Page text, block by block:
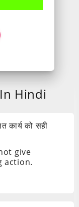
Hindi
कार्य को सही
give
action.